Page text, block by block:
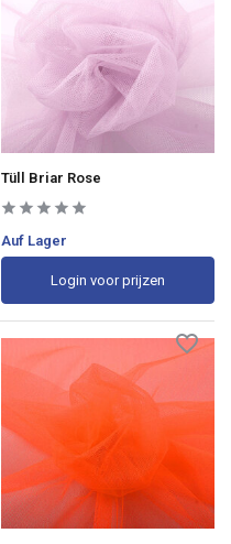
Tüll Briar Rose
Auf Lager
Login voor prijzen